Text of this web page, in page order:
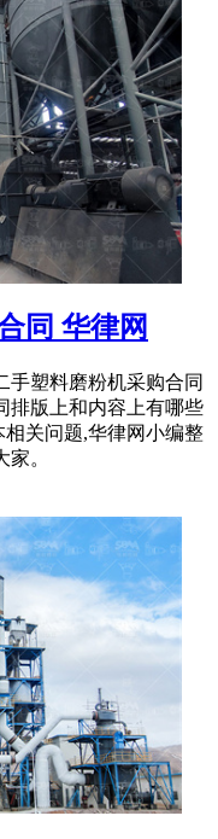
同 华律网
手塑料磨粉机采购合同
排版上和内容上有哪些
关问题,华律网小编整
。